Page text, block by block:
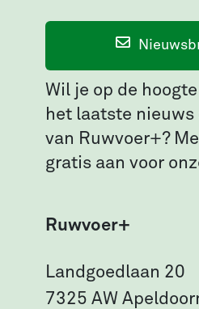
Wil je op de
het laatste
van Ruwvoer+?
gratis aan voor
Ruwvoer+
Landgoedlaan 20
7325 AW